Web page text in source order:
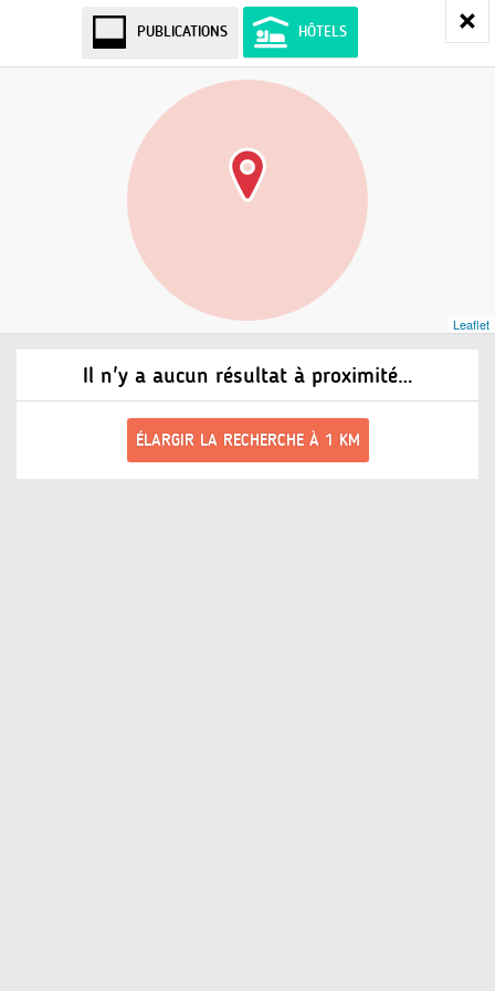
PUBLICATIONS HÔTELS
Il n'y a aucun résultat à proximité…
ÉLARGIR LA RECHERCHE À 1 KM
Leaflet